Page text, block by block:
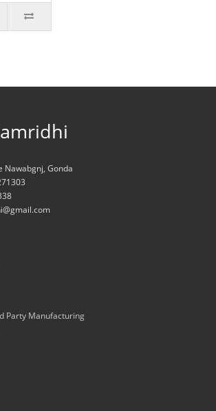
Nawabgnj, Gonda
Party Manufacturing